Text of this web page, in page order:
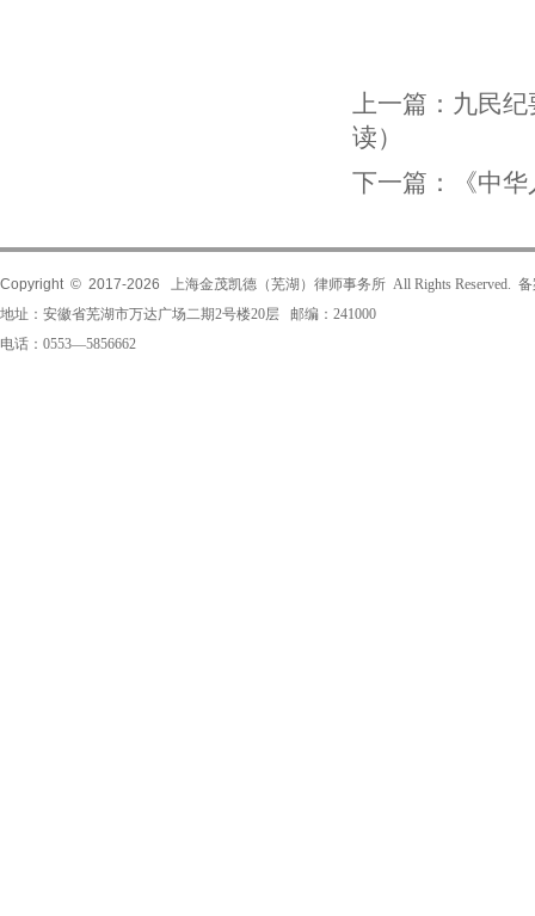
上一篇： 九民
读）
下一篇：
《中
Copyright © 2017-2026
上海金茂凯德（芜湖）律师事务所 All Rights Reserved.
地址：安徽省芜湖市万达广场二期2号楼20层 邮编：241000
电话：0553—5856662